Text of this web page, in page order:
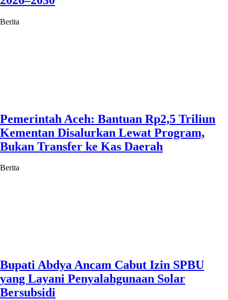
Berita
Pemerintah Aceh: Bantuan Rp2,5 Triliun
Kementan Disalurkan Lewat Program,
Bukan Transfer ke Kas Daerah
Berita
Bupati Abdya Ancam Cabut Izin SPBU
yang Layani Penyalahgunaan Solar
Bersubsidi